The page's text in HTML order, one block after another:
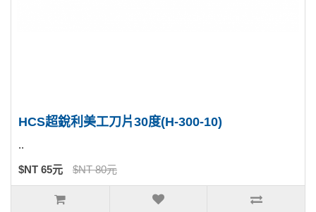
HCS超銳利美工刀片30度(H-300-10)
..
$NT 65元 $NT 80元